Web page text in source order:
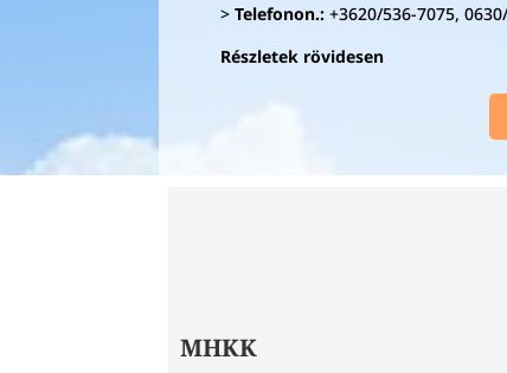
>Telefonon.: +3620/536-7075,
Részletek rövidesen
MHKK